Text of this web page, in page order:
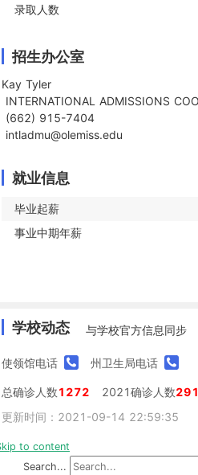
录取人数
招生办公室
Kay Tyler
intladmu@olemiss.edu
就业信息
毕业起薪
事业中期年薪
学校动态 与学校官方信息同步
使领馆电话 州卫生局电话
总确诊人数1272 2021确诊人数291
更新时间：2021-09-14 22:59:35